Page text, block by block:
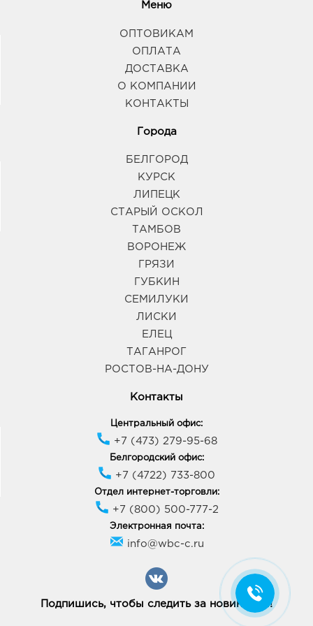
Для снятия усталости и напряжения в ногах нанесите
Меню
ОПТОВИКАМ
ОПЛАТА
ДОСТАВКА
О КОМПАНИИ
КОНТАКТЫ
Города
БЕЛГОРОД
КУРСК
ЛИПЕЦК
СТАРЫЙ ОСКОЛ
ТАМБОВ
ВОРОНЕЖ
ГРЯЗИ
ГУБКИН
СЕМИЛУКИ
ЛИСКИ
ЕЛЕЦ
ТАГАНРОГ
РОСТОВ-НА-ДОНУ
Контакты
Центральный офис:
+7 (473) 279-95-68
Белгородский офис:
+7 (4722) 733-800
Отдел интернет-торговли:
+7 (800) 500-777-2
Электронная почта:
info@wbc-c.ru
Подпишись, чтобы следить за новинками!